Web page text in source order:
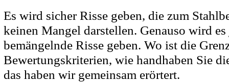
Es wird sicher Risse geben, die zum
keinen Mangel darstellen. Genauso wird
bemängelnde Risse geben. Wo ist die
Bewertungskriterien, wie handhaben Sie
das haben wir gemeinsam erörtert.